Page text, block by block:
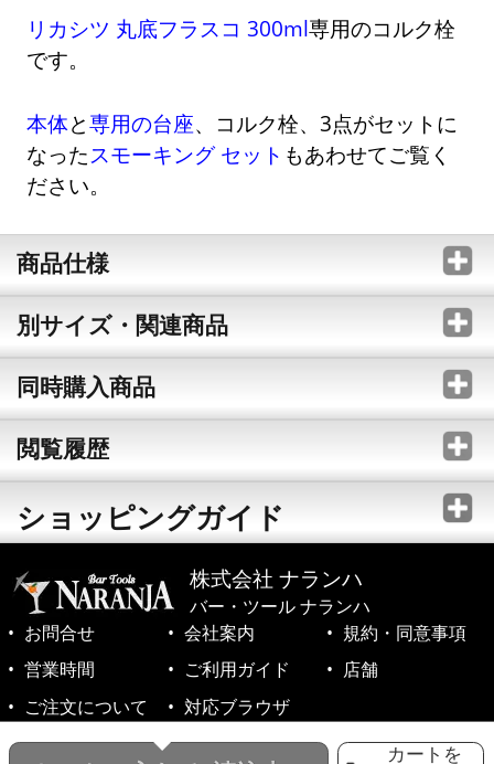
カートを
リカシツ 丸底フラスコ 300ml専用のコルク栓
です。
本体と専用の台座、コルク栓、3点がセットに
なったスモーキング セット もあわせてご覧く
ださい。
商品仕様
別サイズ・関連商品
同時購入商品
閲覧履歴
ショッピングガイド
株式会社 ナランハ
バー・ツール ナランハ
お問合せ
会社案内
規約・同意事項
営業時間
ご利用ガイド
店舗
ご注文について
対応ブラウザ
©1999-2026 NARANJA Inc. All Rights Reserved.